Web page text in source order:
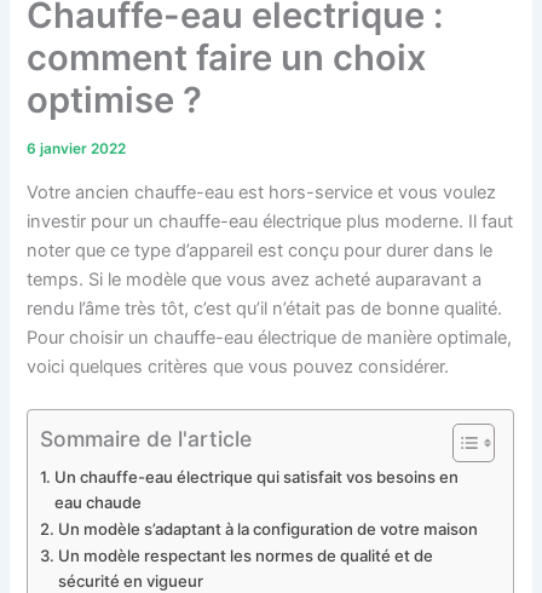
Chauffe-eau electrique :
comment faire un choix
optimise ?
6 janvier 2022
Votre ancien chauffe-eau est hors-service et vous voulez
investir pour un chauffe-eau électrique plus moderne. Il faut
noter que ce type d’appareil est conçu pour durer dans le
temps. Si le modèle que vous avez acheté auparavant a
rendu l’âme très tôt, c’est qu’il n’était pas de bonne qualité.
Pour choisir un chauffe-eau électrique de manière optimale,
voici quelques critères que vous pouvez considérer.
Sommaire de l'article
Un chauffe-eau électrique qui satisfait vos besoins en
eau chaude
Un modèle s’adaptant à la configuration de votre maison
Un modèle respectant les normes de qualité et de
sécurité en vigueur